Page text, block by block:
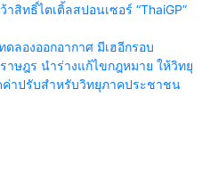
สิทธิ์ไตเติ้ลสปอนเซอร์ “ThaiGP”
ดลองออกอากาศ มีเฮอีกรอบ
าษฎร นำร่างแก้ไขกฎหมาย ให้วิทยุ
าปรับสำหรับวิทยุภาคประชาชน